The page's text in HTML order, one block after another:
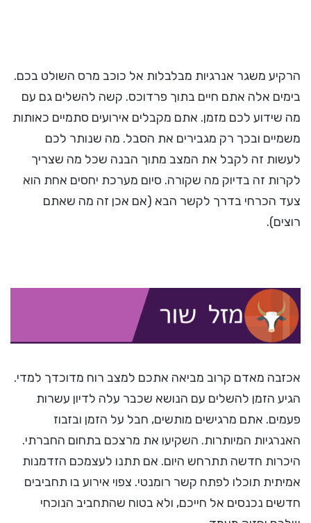
הרקיע משגר אנרגיות מבלבלות אל כוכב מרס השולט בכם.
בימים אלה אתם חיים בתוך פרדוכס. קשה להשלים גם עם
מה שידוע לכם מזמן. אתם מקבלים אירועים סתמיים כאותות
משמיים ובכך רק מגבירים את הסבל. מה שנותר לכם
לעשות זה לקבל את המצב מתוך הבנה שכל מה שצריך
לקרות זה בדיוק מה שקורה. סיום מערכת יחסים אחת הוא
צעד הכרחי בדרך לקשר הבא (אם אכן זה מה שאתם
רוצים).
אכזבה מאדם קרוב מביאה אתכם למצב רוח מדוכדך למדי.
הגיע הזמן להשלים עם הנושא שכבר עלה לדיון עשרות
פעמים. אתם מרגישים מותשים, חבל על הזמן ובזבוז
האנרגיות המיותרות. השקיעו את מרצכם בתחום החברתי.
היכרות חדשה תתרחש היום. אם תתנו לעצמכם הזדמנות
אמיתית תוכלו לפתח קשר רומנטי. צפוי אירוע בו תחביבים
חדשים נכנסים אל חייכם, ולא בטוח שהתחביב הנוכחי